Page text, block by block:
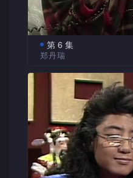
第 6 集
郑丹瑞
七、八十年代香港
移民及如何适应当地生
郑丹瑞客串演出，一同